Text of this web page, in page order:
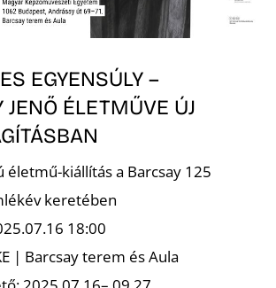
EGYENSÚLY –
JENŐ ÉLETMŰVE ÚJ
életmű-kiállítás a Barcsay 125
keretében
18:00
| Barcsay terem és Aula